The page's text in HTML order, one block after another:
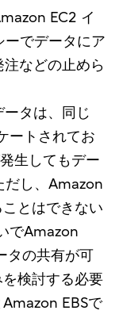
EC2 イ
ーでデータにア
などの止めら
タは、同じ
ートされてお
生してもデー
だし、Amazon
とはできない
でAmazon
タの共有が可
検討する必要
EBSで